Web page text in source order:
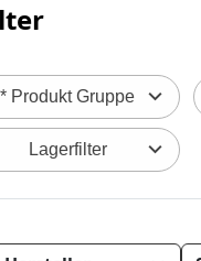
* Produkt Gruppe
Lagerfilter